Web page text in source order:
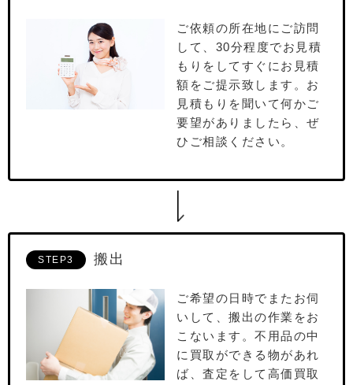
ご依頼の所在地にご訪問
して、30分程度でお⾒積
もりをしてすぐにお⾒積
額をご提⽰致します。お
⾒積もりを聞いて何かご
要望がありましたら、ぜ
ひご相談ください。
STEP3 搬出
ご希望の⽇時でまたお伺
いして、搬出の作業をお
こないます。不⽤品の中
に買取ができる物があれ
ば、査定をして⾼価買取